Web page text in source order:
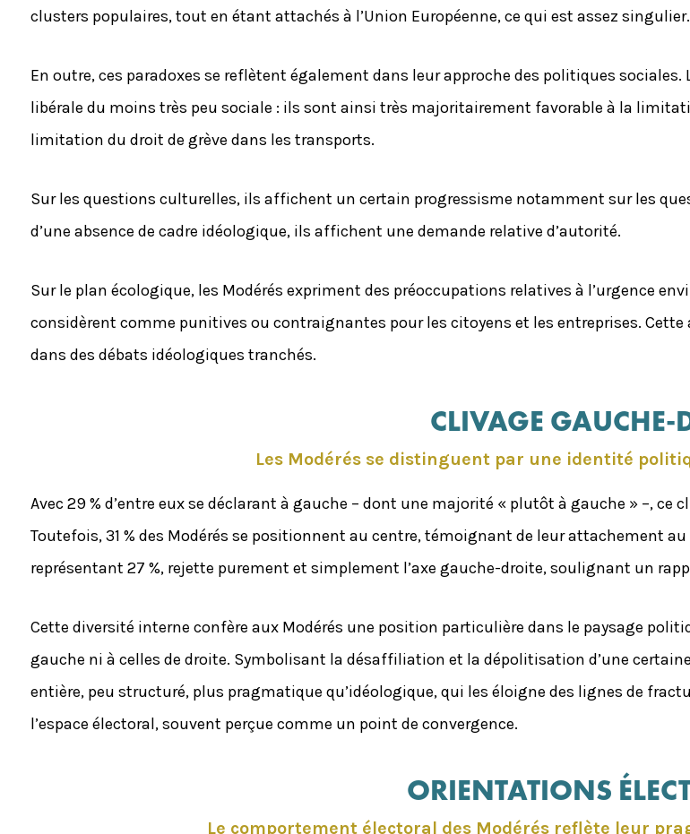
clusters populaires, tout en étant attachés à l’Union Européenne, ce qui est assez singulier.
En outre, ces paradoxes se reflètent également dans leur approche des politiques
libérale du moins très peu sociale : ils sont ainsi très majoritairement favorable à la
limitation du droit de grève dans les transports.
Sur les questions culturelles, ils affichent un certain progressisme notamment sur les
d’une absence de cadre idéologique, ils affichent une demande relative d’autorité.
Sur le plan écologique, les Modérés expriment des préoccupations relatives à l’urgence
considèrent comme punitives ou contraignantes pour les citoyens et les entreprises.
dans des débats idéologiques tranchés.
CLIVAGE GAUCHE-
Les Modérés se distinguent par une identité
Avec 29 % d’entre eux se déclarant à gauche – dont une majorité « plutôt à gauche » –,
Toutefois, 31 % des Modérés se positionnent au centre, témoignant de leur attachement
représentant 27 %, rejette purement et simplement l’axe gauche-droite, soulignant un
Cette diversité interne confère aux Modérés une position particulière dans le paysage
gauche ni à celles de droite. Symbolisant la désaffiliation et la dépolitisation d’une
entière, peu structuré, plus pragmatique qu’idéologique, qui les éloigne des lignes de
l’espace électoral, souvent perçue comme un point de convergence.
ORIENTATIONS
Le comportement électoral des Modérés reflète leur